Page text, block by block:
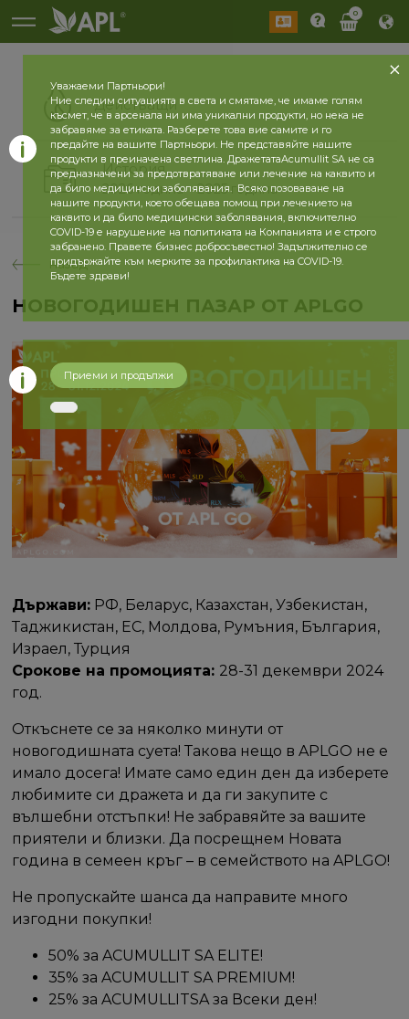
0
Действащи
История
2026 година 2025 година
назад
НОВОГОДИШЕН ПАЗАР ОТ APLGO
Държави: РФ, Беларус, Казахстан, Узбекистан,
Таджикистан, ЕС, Молдова, Румъния, България,
Израел, Турция
Срокове на промоцията: 28-31 декември 2024
год.
Откъснете се за няколко минути от
новогодишната суета! Такова нещо в APLGO не е
имало досега! Имате само един ден да изберете
любимите си дражета и да ги закупите с
вълшебни отстъпки! Не забравяйте за вашите
приятели и близки. Да посрещнем Новата
година в семеен кръг – в семейството на APLGO!
Не пропускайте шанса да направите много
изгодни покупки!
50% за ACUMULLIT SA ELITE!
35% за ACUMULLIT SA PREMIUM!
25% за ACUMULLITSA за Всеки ден!
Уважаеми Партньори!
Ние следим ситуацията в света и смятаме, че имаме голям
късмет, че в арсенала ни има уникални продукти, но нека не
забравяме за етиката. Разберете това вие самите и го
предайте на вашите Партньори. Не представяйте нашите
продукти в преиначена светлина. ДражетатаAcumullit SA не са
предназначени за предотвратяване или лечение на каквито и
да било медицински заболявания. Всяко позоваване на
нашите продукти, което обещава помощ при лечението на
каквито и да било медицински заболявания, включително
COVID-19 е нарушение на политиката на Компанията и е строго
забранено. Правете бизнес добросъвестно! Задължително се
придържайте към мерките за профилактика на COVID-19.
Бъдете здрави!
Приеми и продължи